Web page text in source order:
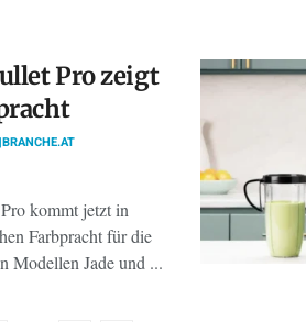
Pro zeigt
kommt jetzt in
Farbpracht für die
Modellen Jade und ...